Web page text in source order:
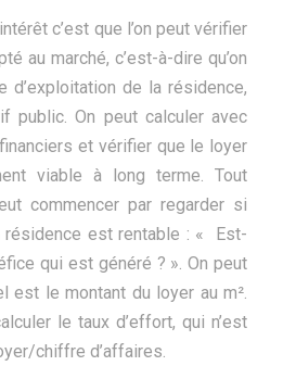
c’est que l’on peut vérifier
au marché, c’est-à-dire qu’on
d’exploitation de la résidence,
public. On peut calculer avec
et vérifier que le loyer
viable à long terme. Tout
commencer par regarder si
résidence est rentable : « Est-
qui est généré ? ». On peut
est le montant du loyer au m².
le taux d’effort, qui n’est
chiffre d’affaires.